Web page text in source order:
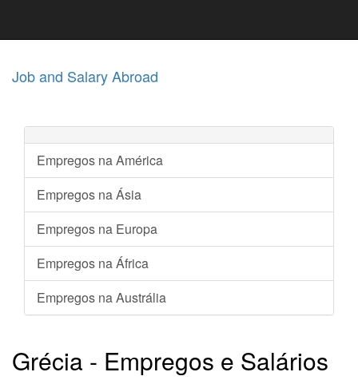
Job and Salary Abroad
Empregos na América
Empregos na Ásia
Empregos na Europa
Empregos na África
Empregos na Austrália
Grécia - Empregos e Salários